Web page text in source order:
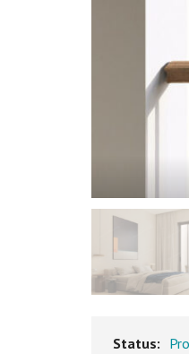
Status: